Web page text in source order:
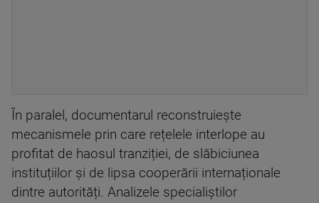
În paralel, documentarul reconstruiește
mecanismele prin care rețelele interlope au
profitat de haosul tranziției, de slăbiciunea
instituțiilor și de lipsa cooperării internaționale
dintre autorități. Analizele specialiștilor